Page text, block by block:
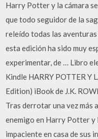
Harry Potter y la cámara
que todo seguidor de la
releído todas las
esta edición ha sido muy
experimentar, de … Libro
Kindle HARRY POTTER Y
Edition) iBook de J.K.
Tras derrotar una vez más
enemigo en Harry Potter
impaciente en casa de sus